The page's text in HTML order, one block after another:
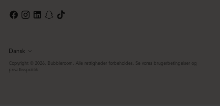
Sprog
Dansk
Copyright © 2026, Bubbleroom. Alle rettigheder forbeholdes. Se vores brugerbetingelser og
privatlivspolitik.